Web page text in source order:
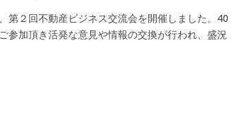
第２回不動産ビジネス交流会を開催しました。40
参加頂き活発な意見や情報の交換が行われ、盛況